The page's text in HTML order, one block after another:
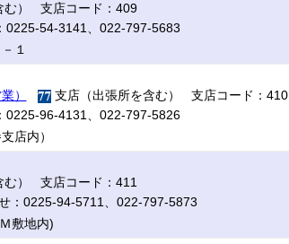
む） 支店コード：409
0225-54-3141、022-797-5683
１
）
支店（出張所を含む） 支店コード：410
0225-96-4131、022-797-5826
店内）
） 支店コード：411
：0225-94-5711、022-797-5873
敷地内)